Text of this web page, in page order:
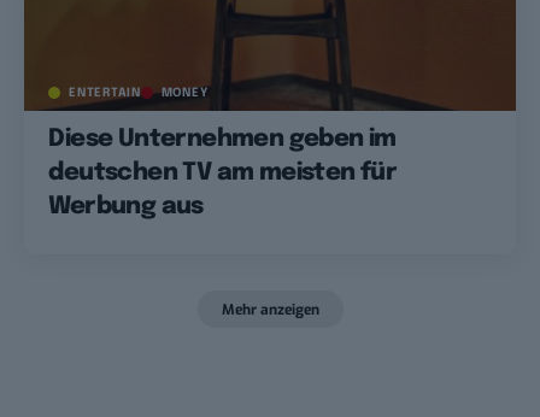
ENTERTAIN MONEY
Diese Unternehmen geben im
deutschen TV am meisten für
Werbung aus
Mehr anzeigen